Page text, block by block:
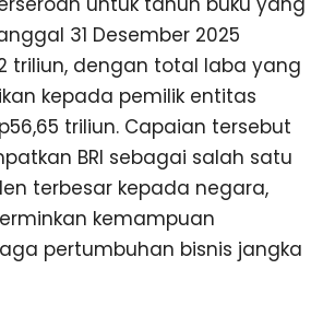
31 Desember 2025
triliun, dengan total laba yang
kepada pemilik entitas
triliun. Capaian tersebut
BRI sebagai salah satu
terbesar kepada negara,
kemampuan
pertumbuhan bisnis jangka